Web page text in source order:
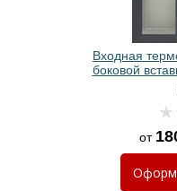
Входная
боковой
и серыми
от